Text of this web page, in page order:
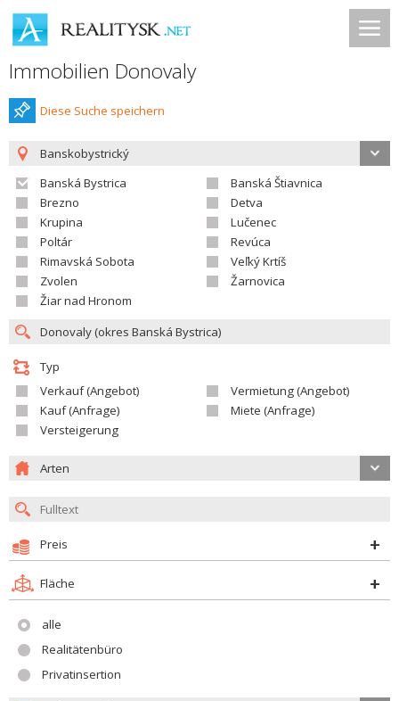
Immobilien Donovaly
Diese Suche speichern
Banskobystrický
Banská Bystrica
Banská Štiavnica
Brezno
Detva
Krupina
Lučenec
Poltár
Revúca
Rimavská Sobota
Veľký Krtíš
Zvolen
Žarnovica
Žiar nad Hronom
Typ
Verkauf (Angebot)
Vermietung (Angebot)
Kauf (Anfrage)
Miete (Anfrage)
Versteigerung
Arten
Preis
Fläche
alle
Realitätenbüro
Privatinsertion